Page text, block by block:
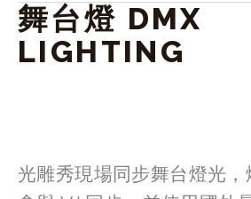
舞台燈 DMX
LIGHTING
光雕秀現場同步舞台燈光